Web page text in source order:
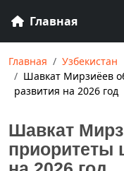
Главная
Главная
Узбекистан
Шавкат Мирзиёев
развития на 2026 год
Шавкат
приоритеты